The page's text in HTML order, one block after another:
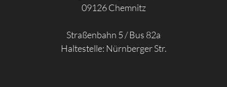
09126 Chemnitz
Straßenbahn 5 / Bus 82a
Haltestelle: Nürnberger Str.